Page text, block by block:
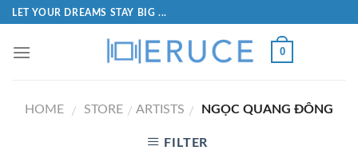
LET YOUR DREAMS STAY BIG ...
0
HOME / STORE / ARTISTS / NGỌC QUANG ĐÔNG
FILTER